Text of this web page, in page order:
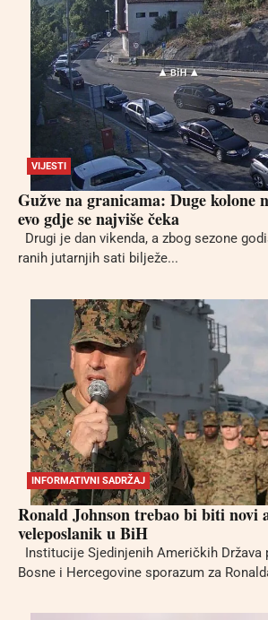
VIJESTI
Gužve na granicama: Duge kolone
evo gdje se najviše čeka
Drugi je dan vikenda, a zbog sezone
ranih jutarnjih sati bilježe...
INFORMATIVNI SADRŽAJ
Ronald Johnson trebao bi biti novi
veleposlanik u BiH
Institucije Sjedinjenih Američkih
Bosne i Hercegovine sporazum za